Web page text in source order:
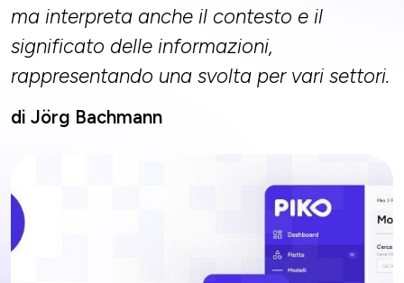
ma interpreta anche il contesto e il
significato delle informazioni,
rappresentando una svolta per vari settori.
di Jörg Bachmann